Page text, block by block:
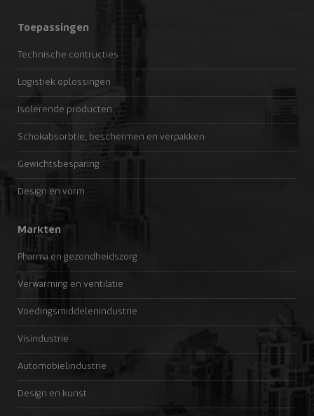
Toepassingen
Technische contructies
Logistiek oplossingen
Isolerende producten
Schokabsorbtie, beschermen en verpakken
Gewichtsbesparing
Design en vorm
Markten
Pharma en gezondheidszorg
Verwarming en ventilatie
Voedingsmiddelenindustrie
Visindustrie
Automobielindustrie
Design en kunst